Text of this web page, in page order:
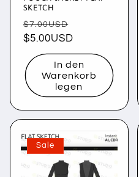
SKETCH
Normaler
Preis
$7.00USD
$5.00USD
In den
Warenkorb
legen
Sale